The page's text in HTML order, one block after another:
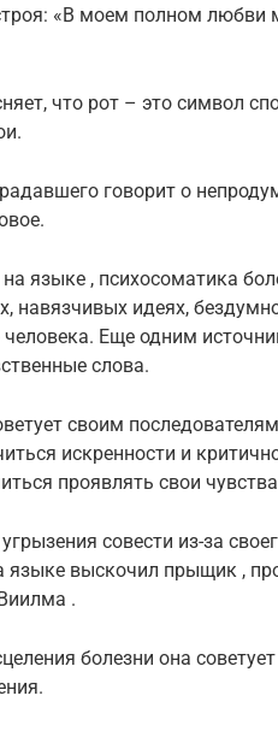
«В моем полном любви
что рот – это символ
говорит о
языке , психосоматика
навязчивых идеях,
человека. Еще одним
слова.
своим
искренности и
проявлять свои
совести из-за
языке выскочил прыщик ,
.
болезни она